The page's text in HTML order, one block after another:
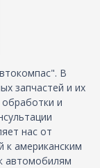
В
запчастей и их
и
нас от
к американским
автомобилям